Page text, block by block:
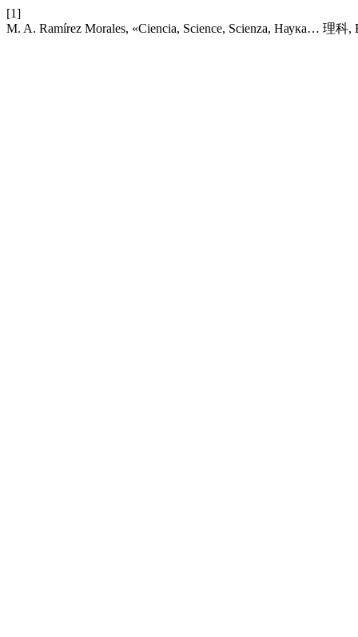
[1]
M. A. Ramírez Morales, «Ciencia, Science, Scienza, Наука… 理科